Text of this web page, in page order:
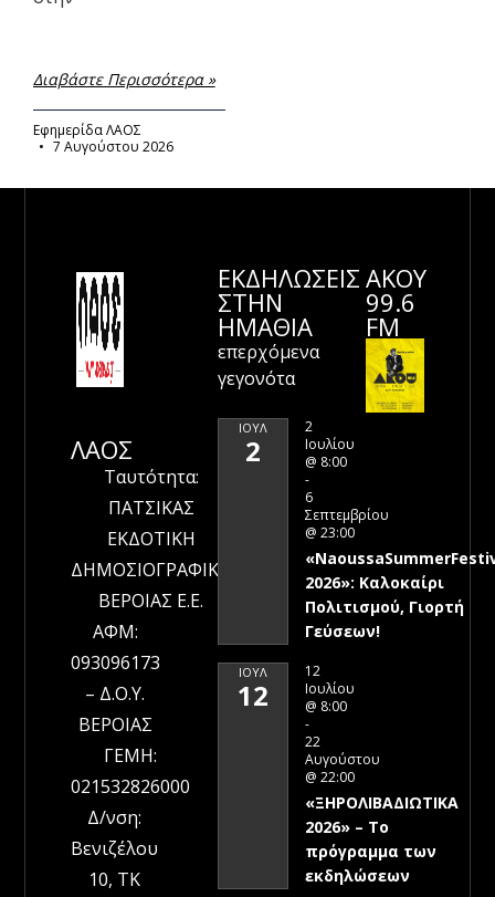
Διαβάστε Περισσότερα »
Εφημερίδα ΛΑΟΣ
7 Αυγούστου 2026
ΛΑΟΣ
Ταυτότητα:
ΠΑΤΣΙΚΑΣ
ΕΚΔΟΤΙΚΗ
ΔΗΜΟΣΙΟΓΡΑΦΙΚΗ
ΒΕΡΟΙΑΣ Ε.Ε.
ΑΦΜ:
093096173
– Δ.Ο.Υ.
ΒΕΡΟΙΑΣ
ΓΕΜΗ:
021532826000
Δ/νση:
Βενιζέλου
10, ΤΚ
ΕΚΔΗΛΩΣΕΙΣ
ΣΤΗΝ
ΗΜΑΘΊΑ
επερχόμενα
γεγονότα
ΙΟΎΛ
2
2
Ιουλίου
@ 8:00
-
6
Σεπτεμβρίου
@ 23:00
2026»: Καλοκαίρι
Πολιτισμού, Γιορτή
Γεύσεων!
ΙΟΎΛ
12
12
Ιουλίου
@ 8:00
-
22
Αυγούστου
@ 22:00
«ΞΗΡΟΛΙΒΑΔΙΩΤΙΚΑ
2026» – To
πρόγραμμα των
εκδηλώσεων
ΑΚΟΥ
99.6
FM